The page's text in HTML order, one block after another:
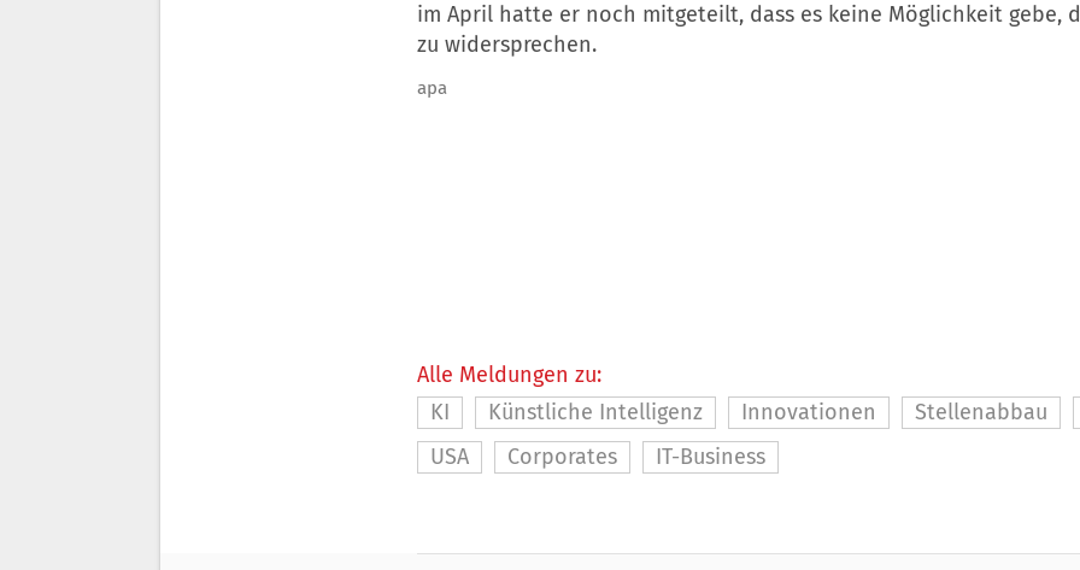
im April hatte er noch mitgeteilt, dass es keine Möglichkeit gebe,
zu widersprechen.
apa
Alle Meldungen zu:
KI
Künstliche Intelligenz Innovationen
Stellenabbau
USA
Corporates IT-Business